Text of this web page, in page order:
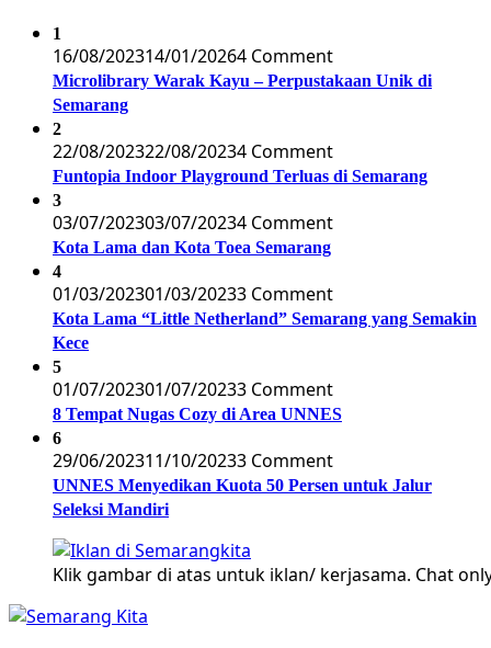
1
16/08/202314/01/20264 Comment
Microlibrary Warak Kayu – Perpustakaan Unik di
Semarang
2
22/08/202322/08/20234 Comment
Funtopia Indoor Playground Terluas di Semarang
3
03/07/202303/07/20234 Comment
Kota Lama dan Kota Toea Semarang
4
01/03/202301/03/20233 Comment
Kota Lama “Little Netherland” Semarang yang Semakin
Kece
5
01/07/202301/07/20233 Comment
8 Tempat Nugas Cozy di Area UNNES
6
29/06/202311/10/20233 Comment
UNNES Menyedikan Kuota 50 Persen untuk Jalur
Seleksi Mandiri
Klik gambar di atas untuk iklan/ kerjasama. Chat